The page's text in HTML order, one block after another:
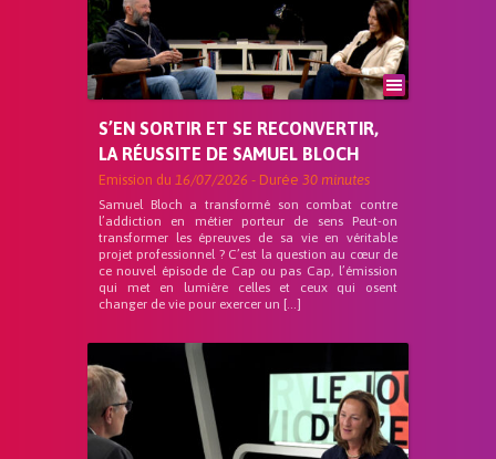
S’EN SORTIR ET SE RECONVERTIR,
LA RÉUSSITE DE SAMUEL BLOCH
Emission du 16/07/2026 - Durée 30 minutes
Samuel Bloch a transformé son combat contre
l’addiction en métier porteur de sens Peut-on
transformer les épreuves de sa vie en véritable
projet professionnel ? C’est la question au cœur de
ce nouvel épisode de Cap ou pas Cap, l’émission
qui met en lumière celles et ceux qui osent
changer de vie pour exercer un […]